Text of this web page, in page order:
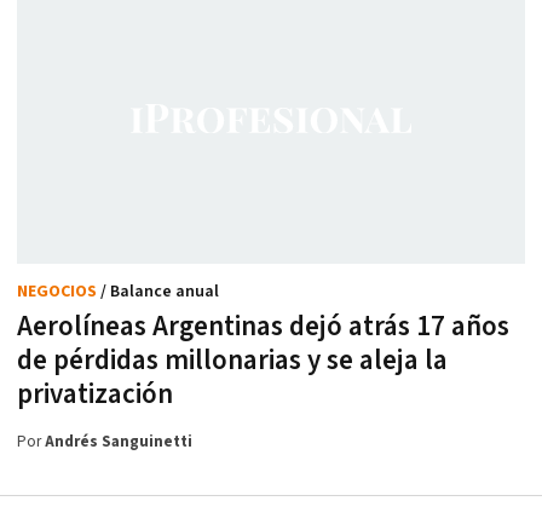
Aerolíneas Argentinas dejó atrás 17 años
de pérdidas millonarias y se aleja la
privatización
NEGOCIOS / Balance anual
PorAndrés Sanguinetti